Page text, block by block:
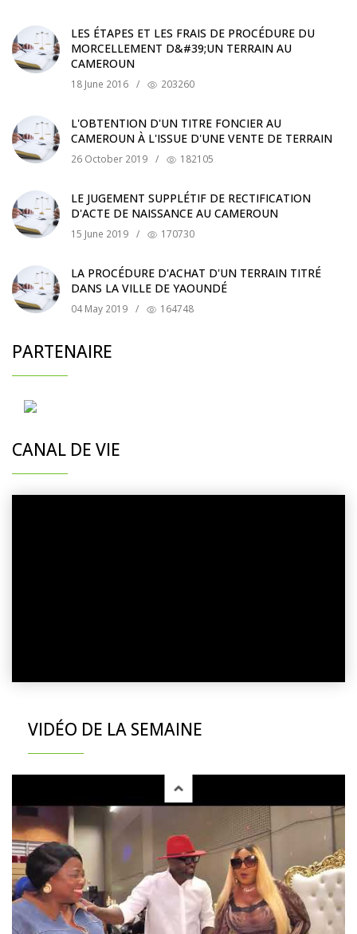
LES ÉTAPES ET LES FRAIS DE PROCÉDURE DU
MORCELLEMENT D&#39;UN TERRAIN AU
CAMEROUN
18 June 2016 / 203260
L'OBTENTION D'UN TITRE FONCIER AU
CAMEROUN À L'ISSUE D'UNE VENTE DE TERRAIN
26 October 2019 / 182105
LE JUGEMENT SUPPLÉTIF DE RECTIFICATION
D'ACTE DE NAISSANCE AU CAMEROUN
15 June 2019 / 170730
LA PROCÉDURE D'ACHAT D'UN TERRAIN TITRÉ
DANS LA VILLE DE YAOUNDÉ
04 May 2019 / 164748
PARTENAIRE
CANAL DE VIE
VIDÉO DE LA SEMAINE